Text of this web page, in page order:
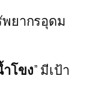
ยากรอุดม
โขง” มีเป้า